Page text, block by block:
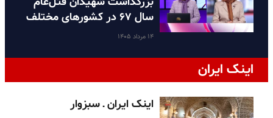
سال ۶۷ در کشورهای مختلف
۱۴ مرداد ۱۴۰۵
اینک ایران
اینک ایران ـ سبزوار